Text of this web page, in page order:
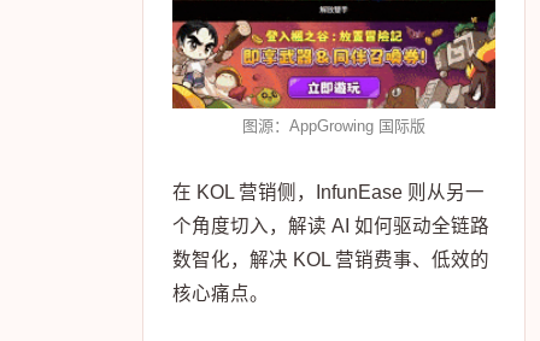
图源：AppGrowing 国际版
在 KOL 营销侧，InfunEase 则从另一
个角度切入，解读 AI 如何驱动全链路
数智化，解决 KOL 营销费事、低效的
核心痛点。